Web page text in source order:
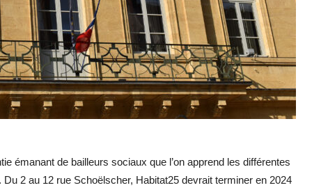
Hebdo25
émanant de bailleurs sociaux que l’on apprend les différentes
2 au 12 rue Schoëlscher, Habitat25 devrait terminer en 2024